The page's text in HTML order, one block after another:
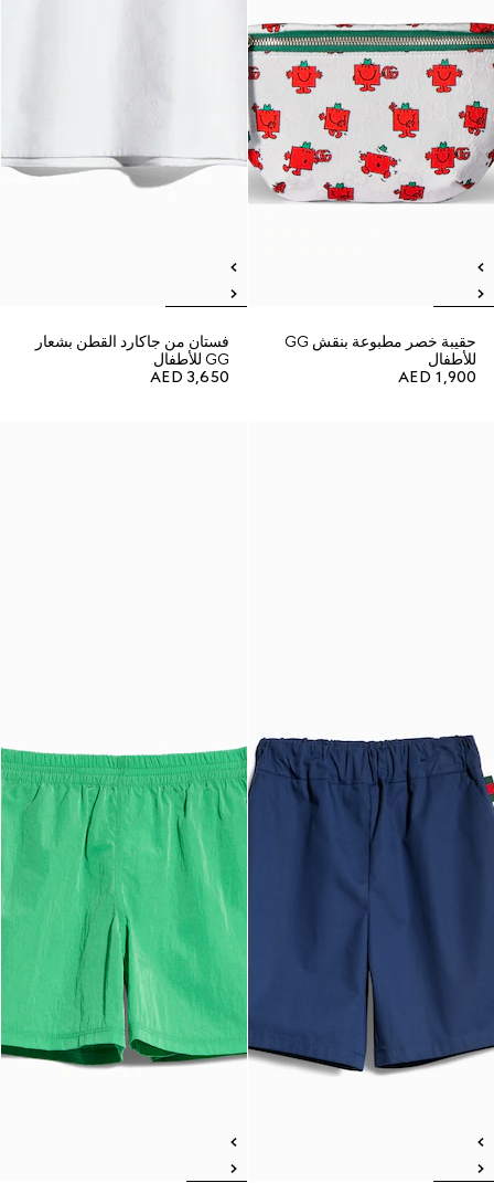
حقيبة خصر مطبوعة بنقش GG
للأطفال
AED 1,900
فستان من جاكارد القطن بشعار
GG للأطفال
AED 3,650